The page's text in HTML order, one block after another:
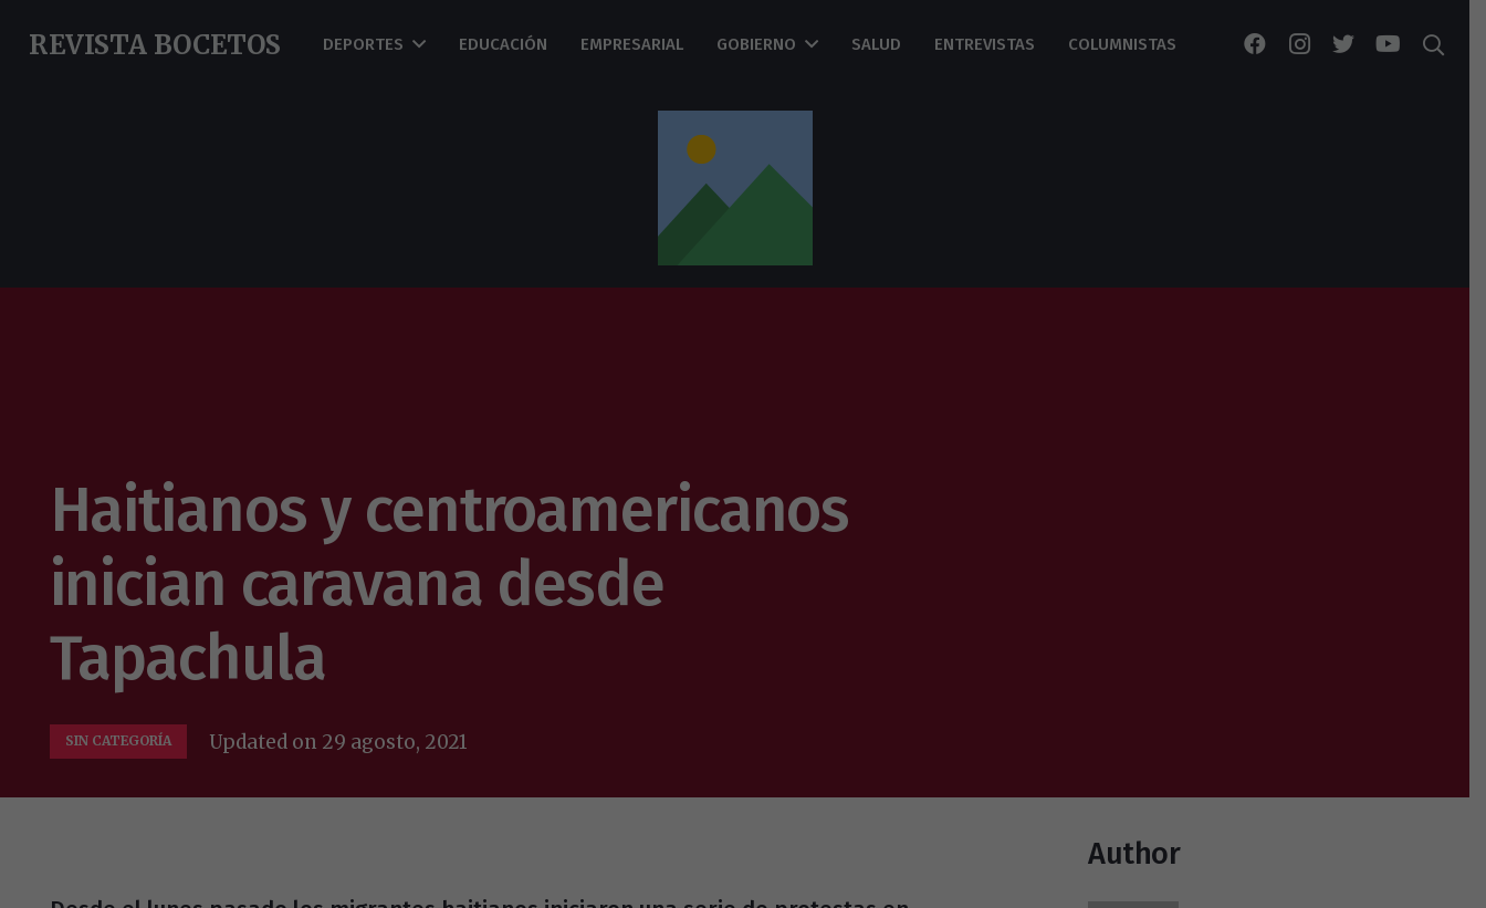
REVISTA BOCETOS DEPORTES EDUCACIÓN EMPRESARIAL GOBIERNO SALUD ENTREVISTAS COLUMNISTAS
Haitianos y centroamericanos
inician caravana desde
Tapachula
SIN CATEGORÍA Updated on 29 agosto, 2021
Author